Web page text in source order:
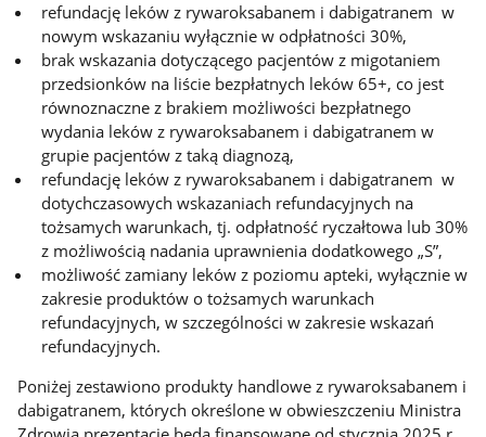
refundację leków z rywaroksabanem i dabigatranem w
nowym wskazaniu wyłącznie w odpłatności 30%,
brak wskazania dotyczącego pacjentów z migotaniem
przedsionków na liście bezpłatnych leków 65+, co jest
równoznaczne z brakiem możliwości bezpłatnego
wydania leków z rywaroksabanem i dabigatranem w
grupie pacjentów z taką diagnozą,
refundację leków z rywaroksabanem i dabigatranem w
dotychczasowych wskazaniach refundacyjnych na
tożsamych warunkach, tj. odpłatność ryczałtowa lub 30%
z możliwością nadania uprawnienia dodatkowego „S”,
możliwość zamiany leków z poziomu apteki, wyłącznie w
zakresie produktów o tożsamych warunkach
refundacyjnych, w szczególności w zakresie wskazań
refundacyjnych.
Poniżej zestawiono produkty handlowe z rywaroksabanem i
dabigatranem, których określone w obwieszczeniu Ministra